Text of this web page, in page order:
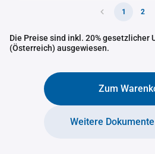
1 2
Die Preise sind inkl. 20% gesetzlicher
(Österreich) ausgewiesen.
Zum
Weitere